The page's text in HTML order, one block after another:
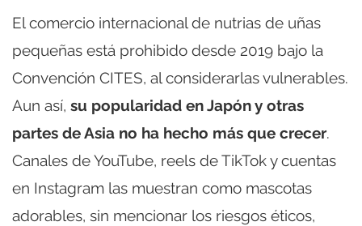
El comercio internacional de nutrias de uñas
pequeñas está prohibido desde 2019 bajo la
Convención CITES, al considerarlas vulnerables.
Aun así, su popularidad en Japón y otras
partes de Asia no ha hecho más que crecer.
Canales de YouTube, reels de TikTok y cuentas
en Instagram las muestran como mascotas
adorables, sin mencionar los riesgos éticos,